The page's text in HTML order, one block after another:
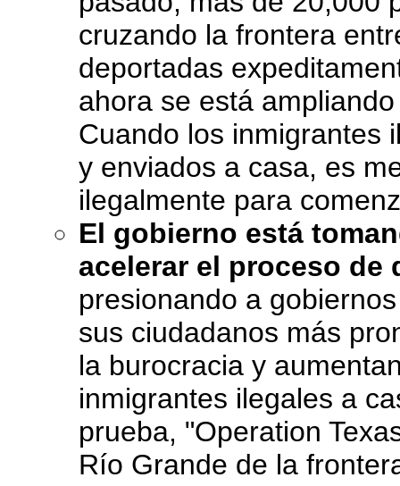
cruzando la frontera
deportadas
ahora se está
Cuando los inmigrantes
y enviados a casa, es
ilegalmente para
El gobierno está
acelerar el proceso de
presionando a
sus ciudadanos más
la burocracia y
inmigrantes ilegales a
prueba, "Operation
Río Grande de la